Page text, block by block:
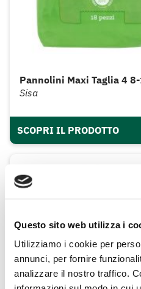
Questo sito web utilizza i
Utilizziamo i cookie per
annunci, per fornire
analizzare il nostro traffico.
Pannolini Maxi Taglia 4
Sisa
SCOPRI IL PRODOTTO